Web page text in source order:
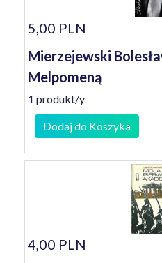
5,00 PLN
Mierzejewski
Melpomeną
1 produkt/y
Dodaj do Koszyka
4,00 PLN